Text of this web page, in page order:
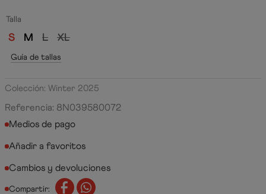
Talla
S M L XL
Guía de tallas
Colección: Winter 2025
Referencia: 8N039580072
Medios de pago
Cambios y devoluciones
Compartir: